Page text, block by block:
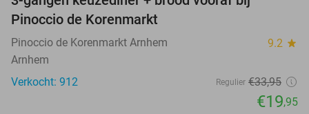
Pinoccio de Korenmarkt
Pinoccio de Korenmarkt Arnhem 9.2 star
Arnhem
Verkocht: 912
Regulier €33,95
€19,95